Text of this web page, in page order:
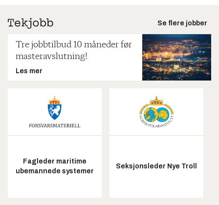
Se flere jobber
Tre jobbtilbud 10 måneder før
masteravslutning!
Les mer
Fagleder maritime
ubemannede systemer
Seksjonsleder Nye Troll